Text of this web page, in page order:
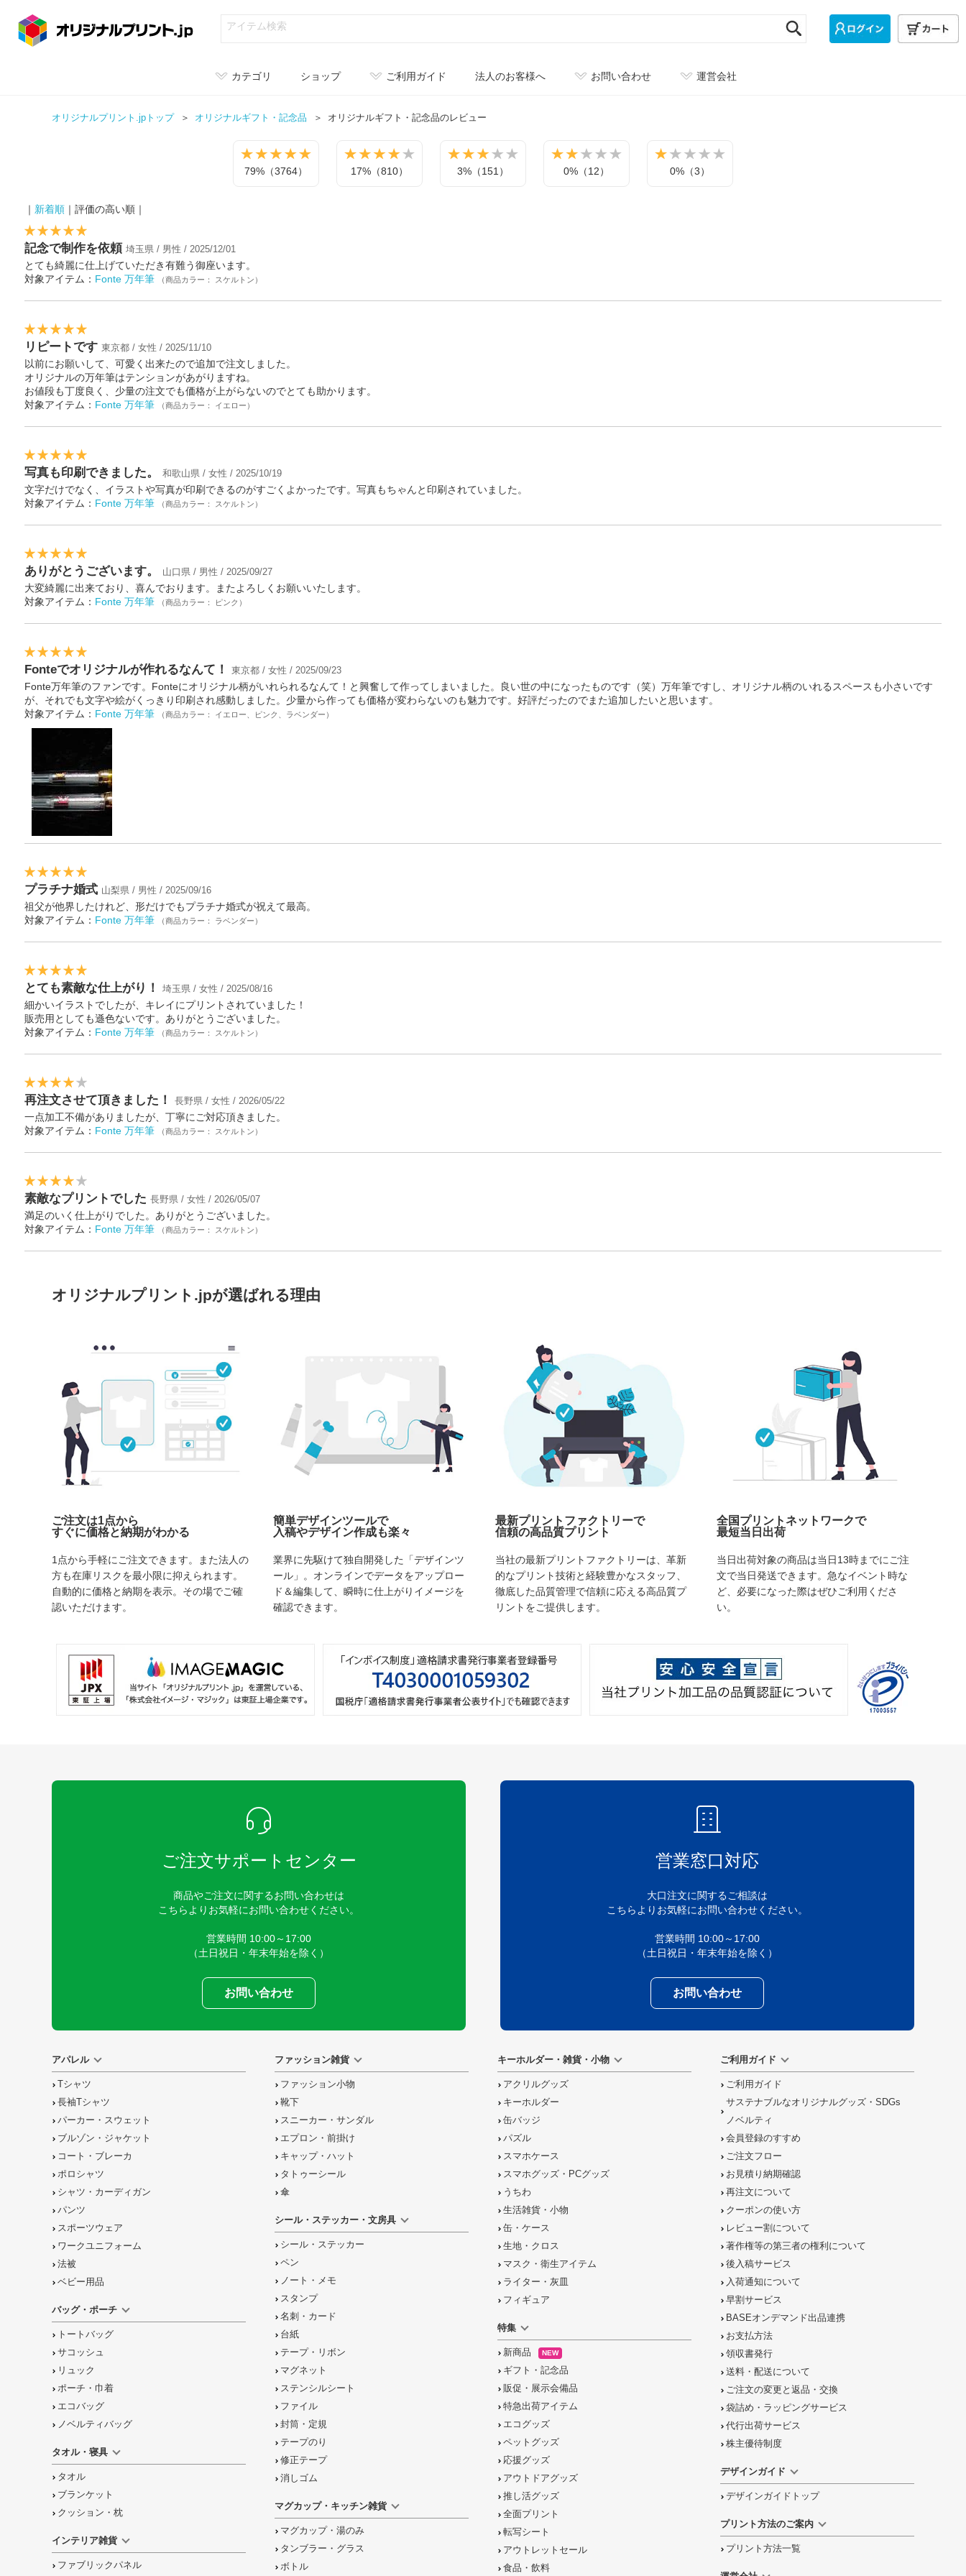
カテゴリ ショップ ご利用ガイド 法人のお客様へ お問い合わせ 運営会社
オリジナルプリント.jpトップ オリジナルギフト・記念品 オリジナルギフト・記念品のレビュー
79%（3764） 17%（810） 3%（151） 0%（12） 0%（3）
｜ 新着順｜評価の高い順｜
記念で制作を依頼 埼玉県 / 男性 / 2025/12/01
とても綺麗に仕上げていただき有難う御座います。
対象アイテム： Fonte 万年筆 （商品カラー： スケルトン）
リピートです 東京都 / 女性 / 2025/11/10
以前にお願いして、可愛く出来たので追加で注文しました。
オリジナルの万年筆はテンションがあがりますね。
お値段も丁度良く、少量の注文でも価格が上がらないのでとても助かります。
対象アイテム： Fonte 万年筆 （商品カラー： イエロー）
写真も印刷できました。 和歌山県 / 女性 / 2025/10/19
文字だけでなく、イラストや写真が印刷できるのがすごくよかったです。写真もちゃんと印刷されていました。
対象アイテム： Fonte 万年筆 （商品カラー： スケルトン）
ありがとうございます。 山口県 / 男性 / 2025/09/27
大変綺麗に出来ており、喜んでおります。またよろしくお願いいたします。
対象アイテム： Fonte 万年筆 （商品カラー： ピンク）
Fonteでオリジナルが作れるなんて！ 東京都 / 女性 / 2025/09/23
Fonte万年筆のファンです。Fonteにオリジナル柄がいれられるなんて！と興奮して作ってしまいました。良い世の中になったものです（笑）万年筆ですし、オリジナル柄のいれるスペースも小さいです
が、それでも文字や絵がくっきり印刷され感動しました。少量から作っても価格が変わらないのも魅力です。好評だったのでまた追加したいと思います。
対象アイテム： Fonte 万年筆 （商品カラー： イエロー、ピンク、ラベンダー）
プラチナ婚式 山梨県 / 男性 / 2025/09/16
祖父が他界したけれど、形だけでもプラチナ婚式が祝えて最高。
対象アイテム： Fonte 万年筆 （商品カラー： ラベンダー）
とても素敵な仕上がり！ 埼玉県 / 女性 / 2025/08/16
細かいイラストでしたが、キレイにプリントされていました！
販売用としても遜色ないです。ありがとうございました。
対象アイテム： Fonte 万年筆 （商品カラー： スケルトン）
再注文させて頂きました！ 長野県 / 女性 / 2026/05/22
一点加工不備がありましたが、丁寧にご対応頂きました。
対象アイテム： Fonte 万年筆 （商品カラー： スケルトン）
素敵なプリントでした 長野県 / 女性 / 2026/05/07
満足のいく仕上がりでした。ありがとうございました。
対象アイテム： Fonte 万年筆 （商品カラー： スケルトン）
オリジナルプリント.jpが選ばれる理由
ご注文は1点から
すぐに価格と納期がわかる
1点から手軽にご注文できます。また法人の
方も在庫リスクを最小限に抑えられます。
自動的に価格と納期を表示。その場でご確
認いただけます。
簡単デザインツールで
入稿やデザイン作成も楽々
業界に先駆けて独自開発した「デザインツ
ール」。オンラインでデータをアップロー
ド＆編集して、瞬時に仕上がりイメージを
確認できます。
最新プリントファクトリーで
信頼の高品質プリント
当社の最新プリントファクトリーは、革新
的なプリント技術と経験豊かなスタッフ、
徹底した品質管理で信頼に応える高品質プ
リントをご提供します。
全国プリントネットワークで
最短当日出荷
当日出荷対象の商品は当日13時までにご注
文で当日発送できます。急なイベント時な
ど、必要になった際はぜひご利用くださ
い。
ご注文サポートセンター
商品やご注文に関するお問い合わせは
こちらよりお気軽にお問い合わせください。
営業時間 10:00～17:00
（土日祝日・年末年始を除く）
お問い合わせ
営業窓口対応
大口注文に関するご相談は
こちらよりお気軽にお問い合わせください。
営業時間 10:00～17:00
（土日祝日・年末年始を除く）
お問い合わせ
アパレル
Tシャツ
長袖Tシャツ
パーカー・スウェット
ブルゾン・ジャケット
コート・ブレーカ
ポロシャツ
シャツ・カーディガン
パンツ
スポーツウェア
ワークユニフォーム
法被
ベビー用品
バッグ・ポーチ
トートバッグ
サコッシュ
リュック
ポーチ・巾着
エコバッグ
ノベルティバッグ
タオル・寝具
タオル
ブランケット
クッション・枕
インテリア雑貨
ファブリックパネル
ファッション雑貨
ファッション小物
靴下
スニーカー・サンダル
エプロン・前掛け
キャップ・ハット
タトゥーシール
傘
シール・ステッカー・文房具
シール・ステッカー
ペン
ノート・メモ
スタンプ
名刺・カード
台紙
テープ・リボン
マグネット
ステンシルシート
ファイル
封筒・定規
テープのり
修正テープ
消しゴム
マグカップ・キッチン雑貨
マグカップ・湯のみ
タンブラー・グラス
ボトル
キーホルダー・雑貨・小物
アクリルグッズ
キーホルダー
缶バッジ
パズル
スマホケース
スマホグッズ・PCグッズ
うちわ
生活雑貨・小物
缶・ケース
生地・クロス
マスク・衛生アイテム
ライター・灰皿
フィギュア
特集
新商品 NEW
ギフト・記念品
販促・展示会備品
特急出荷アイテム
エコグッズ
ペットグッズ
応援グッズ
アウトドアグッズ
推し活グッズ
全面プリント
転写シート
アウトレットセール
食品・飲料
ご利用ガイド
ご利用ガイド
サステナブルなオリジナルグッズ・SDGs
ノベルティ
会員登録のすすめ
ご注文フロー
お見積り納期確認
再注文について
クーポンの使い方
レビュー割について
著作権等の第三者の権利について
後入稿サービス
入荷通知について
早割サービス
BASEオンデマンド出品連携
お支払方法
領収書発行
送料・配送について
ご注文の変更と返品 ・ 交換
袋詰め・ラッピングサービス
代行出荷サービス
株主優待制度
デザインガイド
デザインガイドトップ
プリント方法のご案内
プリント方法一覧